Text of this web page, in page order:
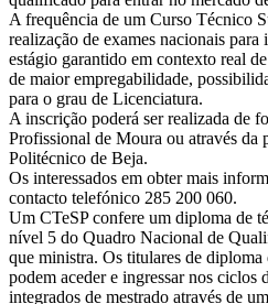
A frequência de um Curso Técnico
realização de exames nacionais
estágio garantido em contexto real
de maior empregabilidade,
para o grau de Licenciatura.
A inscrição poderá ser realizada de
Profissional de Moura ou através da
Politécnico de Beja.
Os interessados em obter mais
contacto telefónico 285 200 060.
Um CTeSP confere um diploma de
nível 5 do Quadro Nacional de
que ministra. Os titulares de
podem aceder e ingressar nos ciclos
integrados de mestrado através de